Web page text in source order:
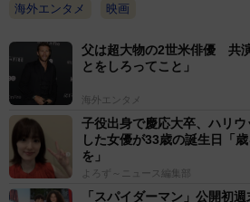
海外エンタメ 映画
父は超大物の2世米俳優 共
とをしろってこと」
海外エンタメ
子役出身で慶応大卒、ハリ
した女優が33歳の誕生日「
を」
よろず～ニュース編集部
「スパイダーマン」公開初